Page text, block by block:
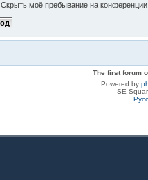
Скрыть моё пребывание на конференции
The first forum
Powered by
SE